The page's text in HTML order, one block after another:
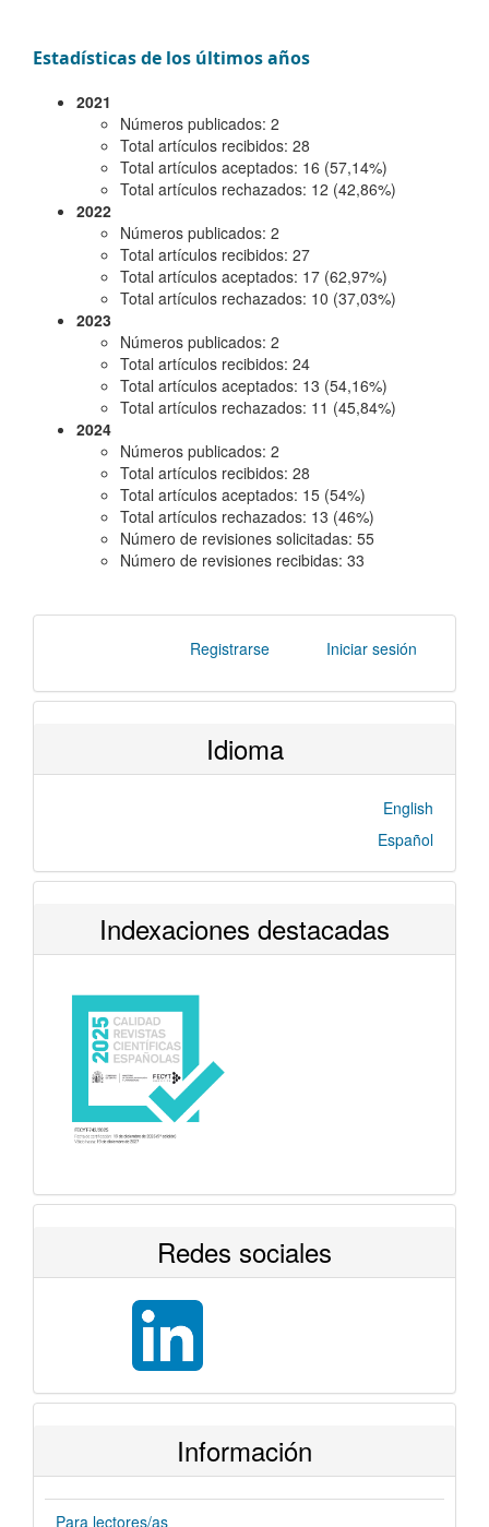
Estadísticas de los últimos años
2021
Números publicados: 2
Total artículos recibidos: 28
Total artículos aceptados: 16 (57,14%)
Total artículos rechazados: 12 (42,86%)
2022
Números publicados: 2
Total artículos recibidos: 27
Total artículos aceptados: 17 (62,97%)
Total artículos rechazados: 10 (37,03%)
2023
Números publicados: 2
Total artículos recibidos: 24
Total artículos aceptados: 13 (54,16%)
Total artículos rechazados: 11 (45,84%)
2024
Números publicados: 2
Total artículos recibidos: 28
Total artículos aceptados: 15 (54%)
Total artículos rechazados: 13 (46%)
Número de revisiones solicitadas: 55
Número de revisiones recibidas: 33
Registrarse Iniciar sesión
Idioma
English
Español
Indexaciones destacadas
Redes sociales
Información
Para lectores/as